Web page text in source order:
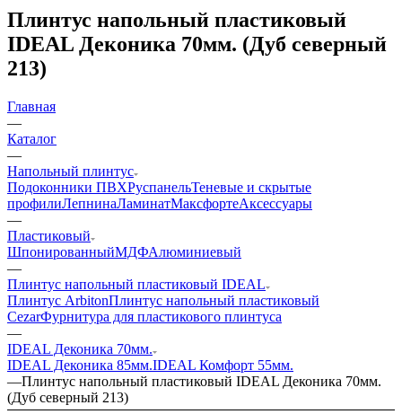
Плинтус напольный пластиковый
IDEAL Деконика 70мм. (Дуб северный
213)
Главная
—
Каталог
—
Напольный плинтус
Подоконники ПВХРуспанельТеневые и скрытые
профилиЛепнинаЛаминатМаксфортеАксессуары
—
Пластиковый
ШпонированныйМДФАлюминиевый
—
Плинтус напольный пластиковый IDEAL
Плинтус ArbitonПлинтус напольный пластиковый
CezarФурнитура для пластикового плинтуса
—
IDEAL Деконика 70мм.
IDEAL Деконика 85мм.IDEAL Комфорт 55мм.
—Плинтус напольный пластиковый IDEAL Деконика 70мм.
(Дуб северный 213)